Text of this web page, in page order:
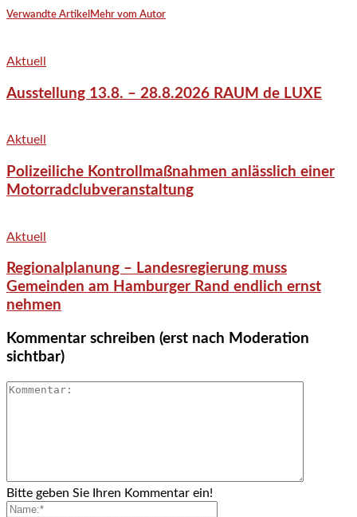
Verwandte Artikel Mehr vom Autor
Aktuell
Ausstellung 13.8. – 28.8.2026 RAUM de LUXE
Aktuell
Polizeiliche Kontrollmaßnahmen anlässlich einer
Motorradclubveranstaltung
Aktuell
Regionalplanung – Landesregierung muss
Gemeinden am Hamburger Rand endlich ernst
nehmen
Kommentar schreiben (erst nach Moderation
sichtbar)
Bitte geben Sie Ihren Kommentar ein!